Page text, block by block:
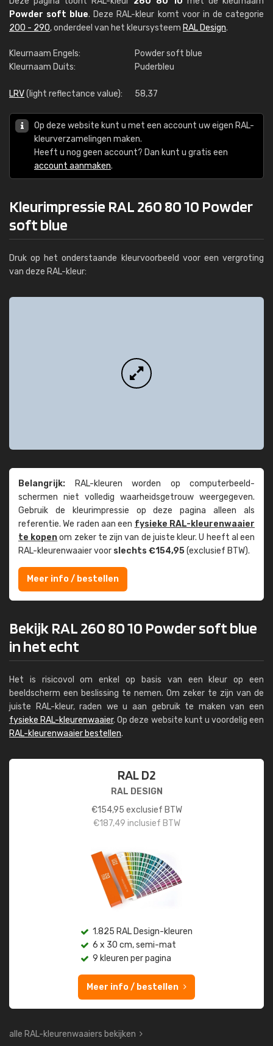
Powder soft blue. Deze RAL-kleur komt voor in de categorie
200 - 290, onderdeel van het kleursysteem RAL Design.
Kleurnaam Engels:
Powder soft blue
Kleurnaam Duits:
Puderbleu
LRV(light reflectance value): 58,37
Op deze website kunt u met een account uw eigen RAL-
kleurverzamelingen maken.
Heeft u nog geen account? Dan kunt u gratis een
account aanmaken.
Kleurimpressie RAL 260 80 10 Powder
soft blue
Druk op het onderstaande kleurvoorbeeld voor een vergroting
van deze RAL-kleur:
Belangrijk: RAL-kleuren worden op computer­beeld­
schermen niet volledig waarheids­­getrouw weer­gegeven.
Gebruik de kleur­impressie op deze pagina alleen als
referentie. We raden aan een fysieke RAL-kleuren­waaier
te kopenom zeker te zijn van de juiste kleur. U heeft al een
RAL-kleuren­waaier voor slechts €154,95(exclusief BTW).
Meer info / bestellen
Bekijk RAL 260 80 10 Powder soft blue
in het echt
Het is risicovol om enkel op basis van een kleur op een
beeldscherm een beslissing te nemen. Om zeker te zijn van de
juiste RAL-kleur, raden we u aan gebruik te maken van een
fysieke RAL-kleurenwaaier. Op deze website kunt u voordelig een
RAL-kleurenwaaier bestellen.
RAL D2
RAL DESIGN
€154,95 exclusief BTW
€187,49 inclusief BTW
1.825 RAL Design-kleuren
6 x 30 cm, semi-mat
9 kleuren per pagina
Meer info / bestellen
alle RAL-kleurenwaaiers bekijken